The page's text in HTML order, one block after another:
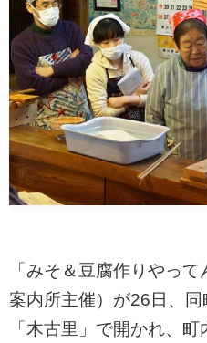
「みそ＆豆腐作りやっ
案内所主催）が26日、
「木古里」で開かれ、